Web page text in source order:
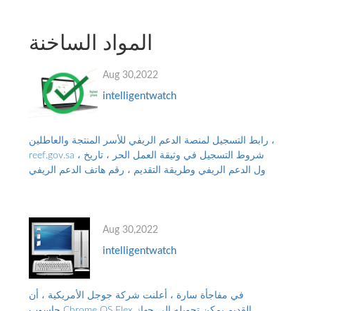
المواد الساخنة
Aug 30,2022
intelligentwatch
رابط التسجيل لمنصة الدعم الريفي للأسر المنتجة والعاطلين ،
reef.gov.sa ، شروط التسجيل في وثيقة العمل الحر ، تاريخ
نزول الدعم الريفي وطريقة التقديم ، رقم هاتف الدعم الريفي
Aug 30,2022
intelligentwatch
في مفاجأة سارة ، أعلنت شركة جوجل الأمريكية ، أن